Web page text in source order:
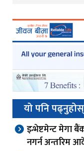
यो पनि पढ्नुहोस्
इन्भेष्टमेन्ट मेगा
नगर्न अन्तरिम